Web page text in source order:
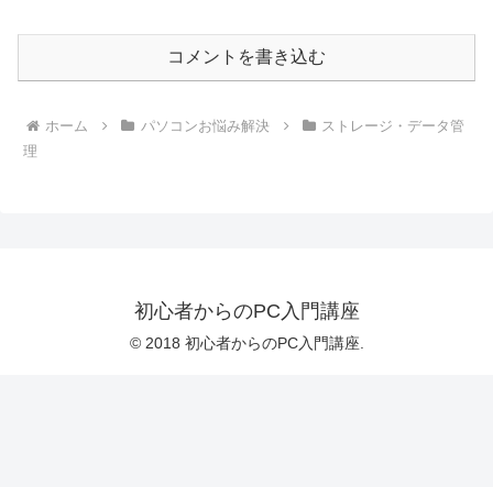
コメントを書き込む
ホーム パソコンお悩み解決
ストレージ・データ管
理
初心者からのPC入門講座
© 2018 初心者からのPC入門講座.